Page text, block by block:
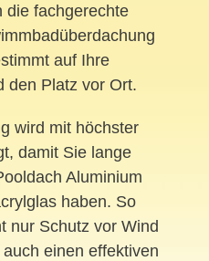
die fachgerechte
auf Ihre
den Platz vor Ort.
wird mit höchster
damit Sie lange
Aluminium
haben. So
nur Schutz vor Wind
einen effektiven